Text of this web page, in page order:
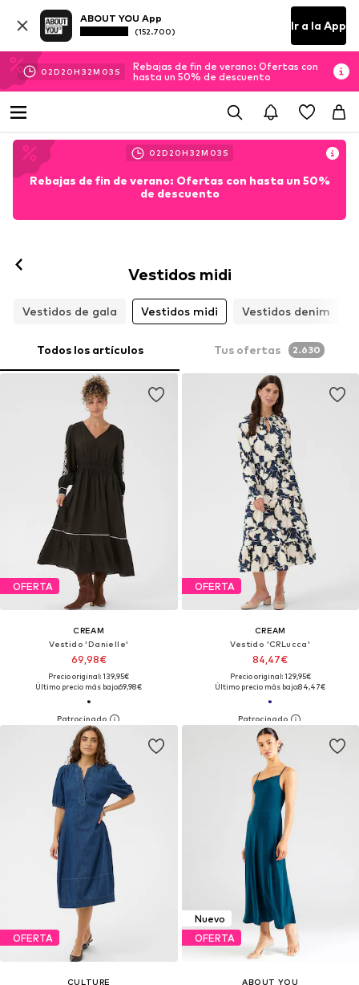
ABOUT YOU App
(152.700) Ir a la App
02D 20H 32M 01 S
Rebajas de fin de verano: Ofertas con
hasta un 50% de descuento
02D 20H 32M 01 S
Rebajas de fin de verano: Ofertas con hasta un 50%
de descuento
Vestidos midi
Vestidos de gala Vestidos midi Vestidos denim
Todos los artículos Tus ofertas 2.630
OFERTA
CREAM
Vestido 'Danielle'
69,98€
Precio original: 139,95€
Último precio más bajo:69,98€
OFERTA
CREAM
Vestido 'CRLucca'
84,47€
Precio original: 129,95€
Último precio más bajo:84,47€
OFERTA
CULTURE
Nuevo
OFERTA
ABOUT YOU